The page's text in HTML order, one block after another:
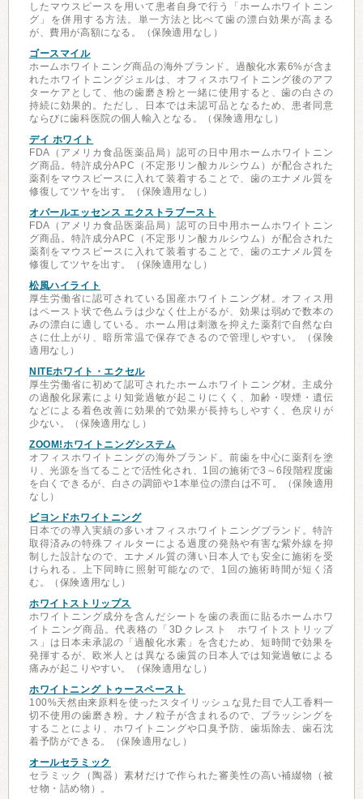
したマウスピースを用いて患者自身で行う「ホームホワイトニン
グ」を併用する方法。単一方法と比べて歯の漂白効果が高まる
が、費用が高額になる。（保険適用なし）
ゴースマイル
ホームホワイトニング商品の海外ブランド。過酸化水素6%が含ま
れたホワイトニングジェルは、オフィスホワイトニング後のアフ
ターケアとして、他の歯磨き粉と一緒に使用すると、歯の白さの
持続に効果的。ただし、日本では未認可品となるため、患者同意
ならびに歯科医院の個人輸入となる。（保険適用なし）
デイ ホワイト
FDA（アメリカ食品医薬品局）認可の日中用ホームホワイトニン
グ商品。特許成分APC（不定形リン酸カルシウム）が配合された
薬剤をマウスピースに入れて装着することで、歯のエナメル質を
修復してツヤを出す。（保険適用なし）
オパールエッセンス エクストラブースト
FDA（アメリカ食品医薬品局）認可の日中用ホームホワイトニン
グ商品。特許成分APC（不定形リン酸カルシウム）が配合された
薬剤をマウスピースに入れて装着することで、歯のエナメル質を
修復してツヤを出す。（保険適用なし）
松風ハイライト
厚生労働省に認可されている国産ホワイトニング材。オフィス用
はペースト状で色ムラは少なく仕上がるが、効果は弱めで数本の
みの漂白に適している。ホーム用は刺激を抑えた薬剤で自然な白
さに仕上がり、暗所常温で保存できるので管理しやすい。（保険
適用なし）
NITEホワイト・エクセル
厚生労働省に初めて認可されたホームホワイトニング材。主成分
の過酸化尿素により知覚過敏が起こりにくく、加齢・喫煙・遺伝
などによる着色改善に効果的で効果が長持ちしやすく、色戻りが
少ない。（保険適用なし）
ZOOM!ホワイトニングシステム
オフィスホワイトニングの海外ブランド。前歯を中心に薬剤を塗
り、光源を当てることで活性化され、1回の施術で3～6段階程度歯
を白くできるが、白さの調節や1本単位の漂白は不可。（保険適用
なし）
ビヨンドホワイトニング
日本での導入実績の多いオフィスホワイトニングブランド。特許
取得済みの特殊フィルターによる過度の発熱や有害な紫外線を抑
制した設計なので、エナメル質の薄い日本人でも安全に施術を受
けられる。上下同時に照射可能なので、1回の施術時間が短く済
む。（保険適用なし）
ホワイトストリップス
ホワイトニング成分を含んだシートを歯の表面に貼るホームホワ
イトニング商品。代表格の「3Dクレスト ホワイトストリップ
ス」は日本未承認の「過酸化水素」を含むため、短時間で効果を
発揮するが、欧米人とは異なる歯質の日本人では知覚過敏による
痛みが起こりやすい。（保険適用なし）
ホワイトニング トゥースペースト
100%天然由来原料を使ったスタイリッシュな見た目で人工香料一
切不使用の歯磨き粉。ナノ粒子が含まれるので、ブラッシングを
することにより、ホワイトニングや口臭予防、歯垢除去、歯石沈
着予防ができる。（保険適用なし）
オールセラミック
セラミック（陶器）素材だけで作られた審美性の高い補綴物（被
せ物・詰め物）。